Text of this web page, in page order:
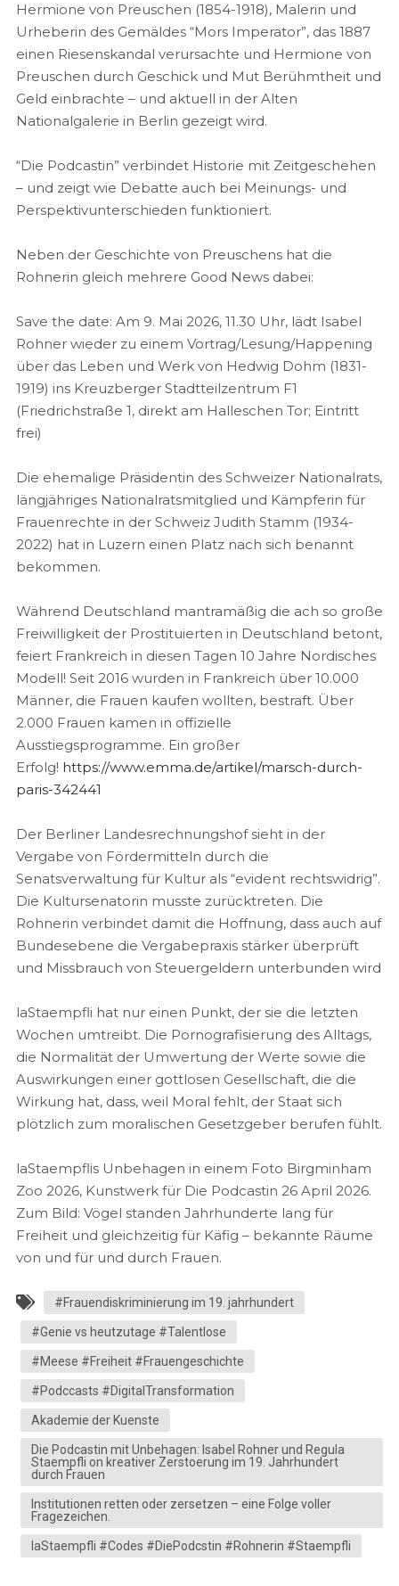
Hermione von Preuschen (1854-1918), Malerin und
Urheberin des Gemäldes “Mors Imperator”, das 1887
einen Riesenskandal verursachte und Hermione von
Preuschen durch Geschick und Mut Berühmtheit und
Geld einbrachte – und aktuell in der Alten
Nationalgalerie in Berlin gezeigt wird.
“Die Podcastin” verbindet Historie mit Zeitgeschehen
– und zeigt wie Debatte auch bei Meinungs- und
Perspektivunterschieden funktioniert.
Neben der Geschichte von Preuschens hat die
Rohnerin gleich mehrere Good News dabei:
Save the date: Am 9. Mai 2026, 11.30 Uhr, lädt Isabel
Rohner wieder zu einem Vortrag/Lesung/Happening
über das Leben und Werk von Hedwig Dohm (1831-
1919) ins Kreuzberger Stadtteilzentrum F1
(Friedrichstraße 1, direkt am Halleschen Tor; Eintritt
frei)
Die ehemalige Präsidentin des Schweizer Nationalrats,
längjähriges Nationalratsmitglied und Kämpferin für
Frauenrechte in der Schweiz Judith Stamm (1934-
2022) hat in Luzern einen Platz nach sich benannt
bekommen.
Während Deutschland mantramäßig die ach so große
Freiwilligkeit der Prostituierten in Deutschland betont,
feiert Frankreich in diesen Tagen 10 Jahre Nordisches
Modell! Seit 2016 wurden in Frankreich über 10.000
Männer, die Frauen kaufen wollten, bestraft. Über
2.000 Frauen kamen in offizielle
Ausstiegsprogramme. Ein großer
Erfolg! https://www.emma.de/artikel/marsch-durch-
paris-342441
Der Berliner Landesrechnungshof sieht in der
Vergabe von Fördermitteln durch die
Senatsverwaltung für Kultur als “evident rechtswidrig”.
Die Kultursenatorin musste zurücktreten. Die
Rohnerin verbindet damit die Hoffnung, dass auch auf
Bundesebene die Vergabepraxis stärker überprüft
und Missbrauch von Steuergeldern unterbunden wird
laStaempfli hat nur einen Punkt, der sie die letzten
Wochen umtreibt. Die Pornografisierung des Alltags,
die Normalität der Umwertung der Werte sowie die
Auswirkungen einer gottlosen Gesellschaft, die die
Wirkung hat, dass, weil Moral fehlt, der Staat sich
plötzlich zum moralischen Gesetzgeber berufen fühlt.
laStaempflis Unbehagen in einem Foto Birgminham
Zoo 2026, Kunstwerk für Die Podcastin 26 April 2026.
Zum Bild: Vögel standen Jahrhunderte lang für
Freiheit und gleichzeitig für Käfig – bekannte Räume
von und für und durch Frauen.
#Frauendiskriminierung im 19. jahrhundert
#Genie vs heutzutage #Talentlose
#Meese #Freiheit #Frauengeschichte
#Podccasts #DigitalTransformation
Akademie der Kuenste
Die Podcastin mit Unbehagen: Isabel Rohner und Regula
Staempfli on kreativer Zerstoerung im 19. Jahrhundert
durch Frauen
Institutionen retten oder zersetzen – eine Folge voller
Fragezeichen.
laStaempfli #Codes #DiePodcstin #Rohnerin #Staempfli